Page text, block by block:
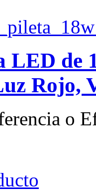
LED de
Rojo,
o